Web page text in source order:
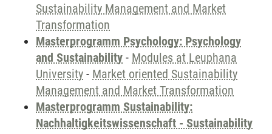
Sustainability Management and Market
Transformation
Masterprogramm Psychology: Psychology
and Sustainability - Modules at Leuphana
University - Market oriented Sustainability
Management and Market Transformation
Masterprogramm Sustainability:
Nachhaltigkeitswissenschaft - Sustainability